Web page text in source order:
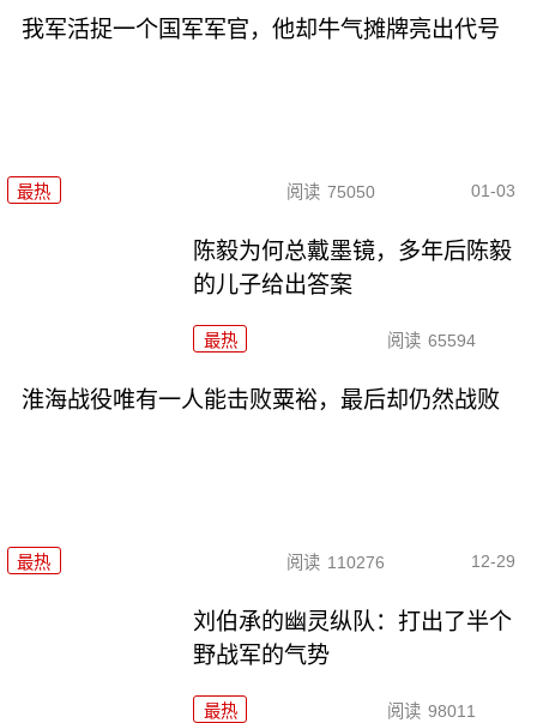
我军活捉一个国军军官，他却牛气摊牌亮出代号
最热 阅读 75050 01-03
陈毅为何总戴墨镜，多年后陈毅
的儿子给出答案
最热 阅读 65594
淮海战役唯有一人能击败粟裕，最后却仍然战败
最热 阅读 110276 12-29
刘伯承的幽灵纵队：打出了半个
野战军的气势
最热 阅读 98011